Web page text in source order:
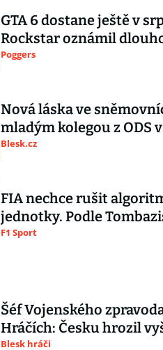
GTA 6 dostane ještě v
Rockstar oznámil
Poggers
Nová láska ve
mladým kolegou z ODS
Blesk.cz
FIA nechce rušit
jednotky. Podle
F1 Sport
Šéf Vojenského
Hráčích: Česku hrozil
Blesk hráči